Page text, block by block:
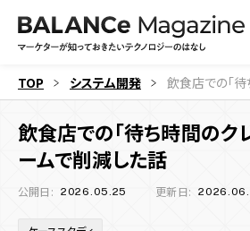
TOP システム開発 飲食店での「
飲食店での「待ち時間のク
ームで削減した話
公開日: 2026.05.25 更新日: